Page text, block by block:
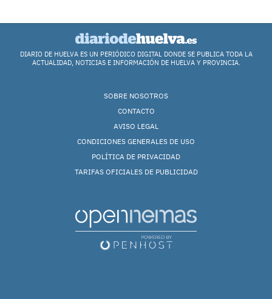
DIARIO DE HUELVA ES UN PERIÓDICO DIGITAL DONDE SE PUBLICA TODA LA
ACTUALIDAD, NOTICIAS E INFORMACIÓN DE HUELVA Y PROVINCIA.
SOBRE NOSOTROS
CONTACTO
AVISO LEGAL
CONDICIONES GENERALES DE USO
POLÍTICA DE PRIVACIDAD
TARIFAS OFICIALES DE PUBLICIDAD